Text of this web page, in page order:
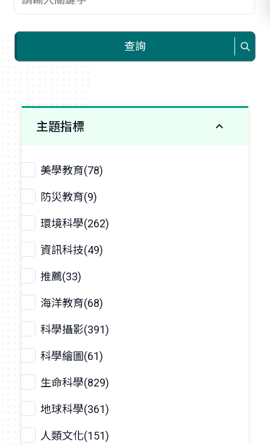
查詢
主題指標
美學教育(78)
防災教育(9)
環境科學(262)
資訊科技(49)
推薦(33)
海洋教育(68)
科學攝影(391)
科學繪圖(61)
生命科學(829)
地球科學(361)
人類文化(151)